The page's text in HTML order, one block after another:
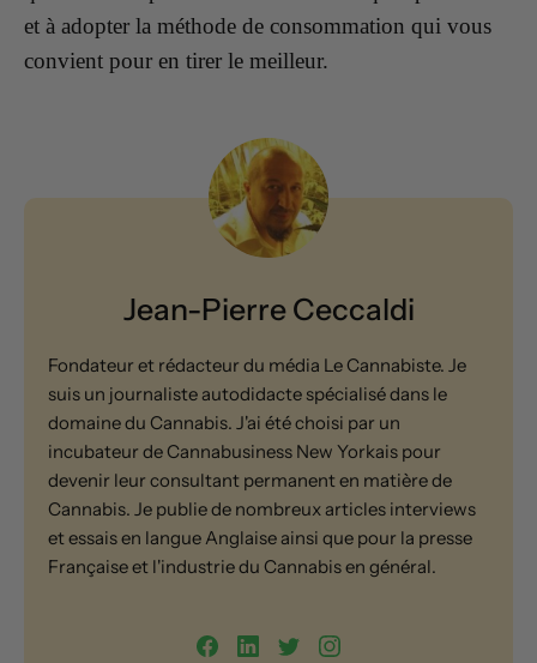
et à adopter la méthode de consommation qui vous
convient pour en tirer le meilleur.
Jean-Pierre Ceccaldi
Fondateur et rédacteur du média Le Cannabiste. Je
suis un journaliste autodidacte spécialisé dans le
domaine du Cannabis. J'ai été choisi par un
incubateur de Cannabusiness New Yorkais pour
devenir leur consultant permanent en matière de
Cannabis. Je publie de nombreux articles interviews
et essais en langue Anglaise ainsi que pour la presse
Française et l'industrie du Cannabis en général.